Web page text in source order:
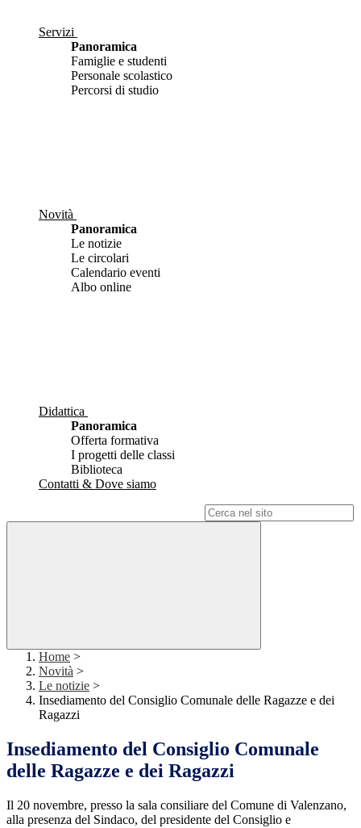
Servizi
Panoramica
Famiglie e studenti
Personale scolastico
Percorsi di studio
Novità
Panoramica
Le notizie
Le circolari
Calendario eventi
Albo online
Didattica
Panoramica
Offerta formativa
I progetti delle classi
Biblioteca
Contatti & Dove siamo
Home >
Novità >
Le notizie >
Insediamento del Consiglio Comunale delle Ragazze e dei
Ragazzi
Insediamento del Consiglio Comunale
delle Ragazze e dei Ragazzi
Il 20 novembre, presso la sala consiliare del Comune di Valenzano,
alla presenza del Sindaco, del presidente del Consiglio e